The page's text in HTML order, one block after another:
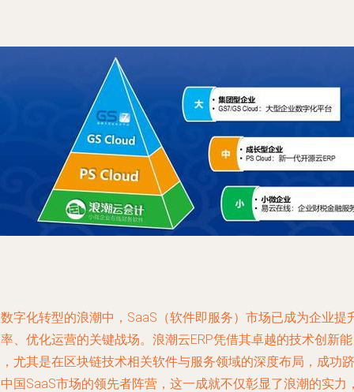
字化转型的浪潮中，SaaS（软件即服务）市场已成为企业提
、优化运营的关键战场。浪潮云ERP凭借其卓越的技术创新能
尤其是在区块链技术相关软件与服务领域的深度布局，成功跻
国SaaS市场的领先者阵营，这一成就不仅彰显了浪潮的实力